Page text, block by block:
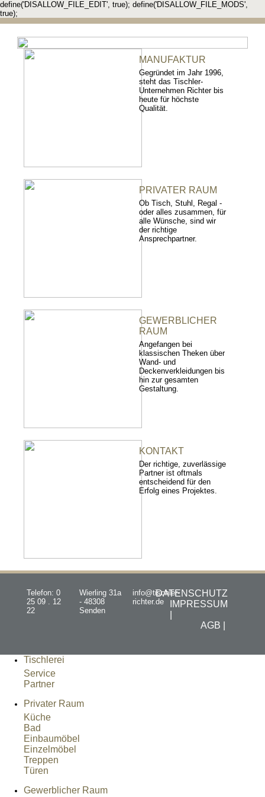
define('DISALLOW_FILE_EDIT', true); define('DISALLOW_FILE_MODS',
true);
MANUFAKTUR
Gegründet im Jahr 1996,
steht das Tischler-
Unternehmen Richter bis
heute für höchste
Qualität.
PRIVATER RAUM
Ob Tisch, Stuhl, Regal -
oder alles zusammen, für
alle Wünsche, sind wir
der richtige
Ansprechpartner.
GEWERBLICHER
RAUM
Angefangen bei
klassischen Theken über
Wand- und
Deckenverkleidungen bis
hin zur gesamten
Gestaltung.
KONTAKT
Der richtige, zuverlässige
Partner ist oftmals
entscheidend für den
Erfolg eines Projektes.
Telefon: 0
25 09 . 12
22
Wierling 31a
- 48308
Senden
info@tischler-
richter.de
DATENSCHUTZ
IMPRESSUM
AGB |
Tischlerei
Service
Partner
Privater Raum
Küche
Bad
Einbaumöbel
Einzelmöbel
Treppen
Türen
Gewerblicher Raum